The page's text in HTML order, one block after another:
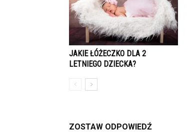
JAKIE ŁÓŻECZKO DLA 2
LETNIEGO DZIECKA?
ZOSTAW ODPOWIEDŹ